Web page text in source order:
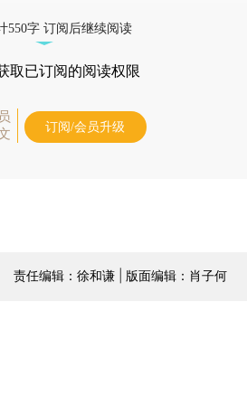
550字 订阅后继续阅读
取已订阅的阅读权限
订阅/会员升级
责任编辑：徐和谦 | 版面编辑：肖子何